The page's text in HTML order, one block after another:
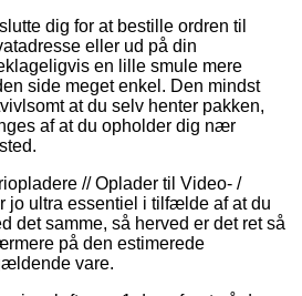
dig for at bestille ordren til
eller ud på din
en lille smule mere
side meget enkel. Den mindst
at du selv henter pakken,
af at du opholder dig nær
// Oplader til Video- /
jo ultra essentiel i tilfælde af at du
det samme, så herved er det ret så
på den estimerede
vare.